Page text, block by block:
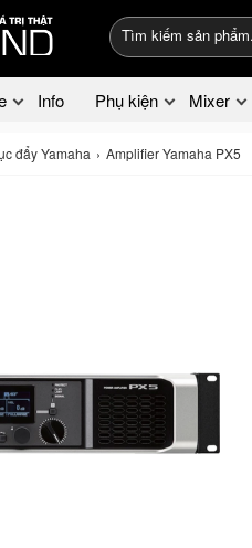
Info Phụ kiện Mixer
đẩy Yamaha Amplifier Yamaha PX5